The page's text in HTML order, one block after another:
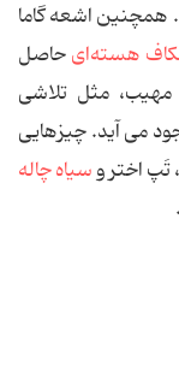
همچنین اشعه گاما
هسته‌ایحاصل
مثل تلاشی
می ‌آید. چیزهایی
تَپ اختر وسیاه چاله